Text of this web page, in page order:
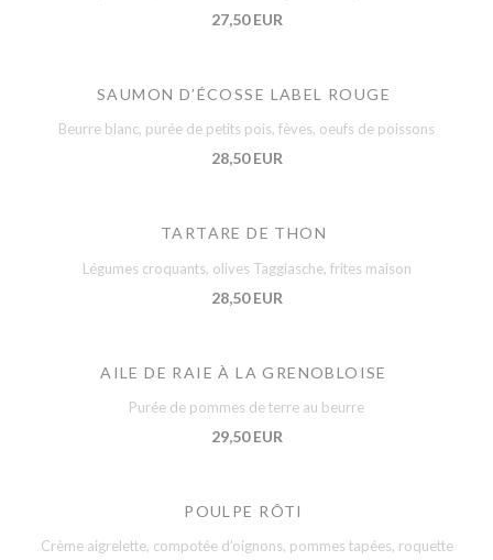
27,50 EUR
SAUMON D’ÉCOSSE LABEL ROUGE
Beurre blanc, purée de petits pois, fèves, oeufs de poissons
28,50 EUR
TARTARE DE THON
Légumes croquants, olives Taggiasche, frites maison
28,50 EUR
AILE DE RAIE À LA GRENOBLOISE
Purée de pommes de terre au beurre
29,50 EUR
POULPE RÔTI
Crème aigrelette, compotée d’oignons, pommes tapées, roquette